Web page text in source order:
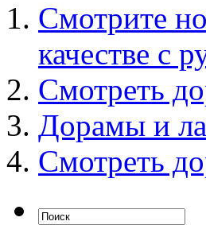
Смотрите
качестве с
Смотреть
Дорамы и
Смотреть